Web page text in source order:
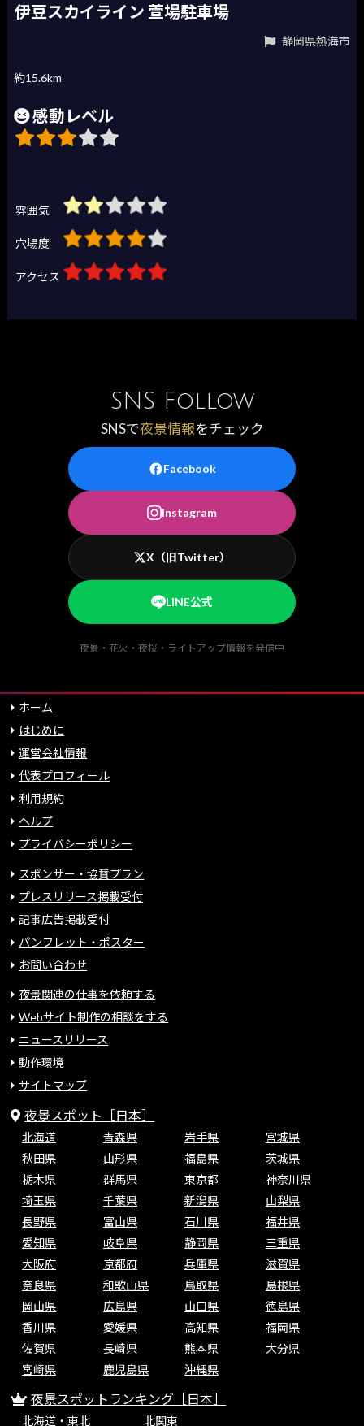
伊豆スカイライン 萱場駐車場
静岡県熱海市
約15.6km
感動レベル
雰囲気
穴場度
アクセス
SNS Follow
SNSで夜景情報をチェック
Facebook
Instagram
X（旧Twitter）
LINE公式
夜景・花火・夜桜・ライトアップ情報を発信中
ホーム
はじめに
運営会社情報
代表プロフィール
利用規約
ヘルプ
プライバシーポリシー
スポンサー・協賛プラン
プレスリリース掲載受付
記事広告掲載受付
パンフレット・ポスター
お問い合わせ
夜景関連の仕事を依頼する
Webサイト制作の相談をする
ニュースリリース
動作環境
サイトマップ
夜景スポット［日本］
北海道 青森県 岩手県
宮城県
秋田県
山形県 福島県
茨城県
栃木県
群馬県 東京都
神奈川県
埼玉県
千葉県 新潟県
山梨県
長野県
富山県 石川県
福井県
愛知県
岐阜県 静岡県
三重県
大阪府
京都府 兵庫県
滋賀県
奈良県
和歌山県 鳥取県
島根県
岡山県
広島県 山口県
徳島県
香川県
愛媛県 高知県
福岡県
佐賀県
長崎県 熊本県
大分県
宮崎県
鹿児島県 沖縄県
夜景スポットランキング［日本］
北海道・東北 北関東